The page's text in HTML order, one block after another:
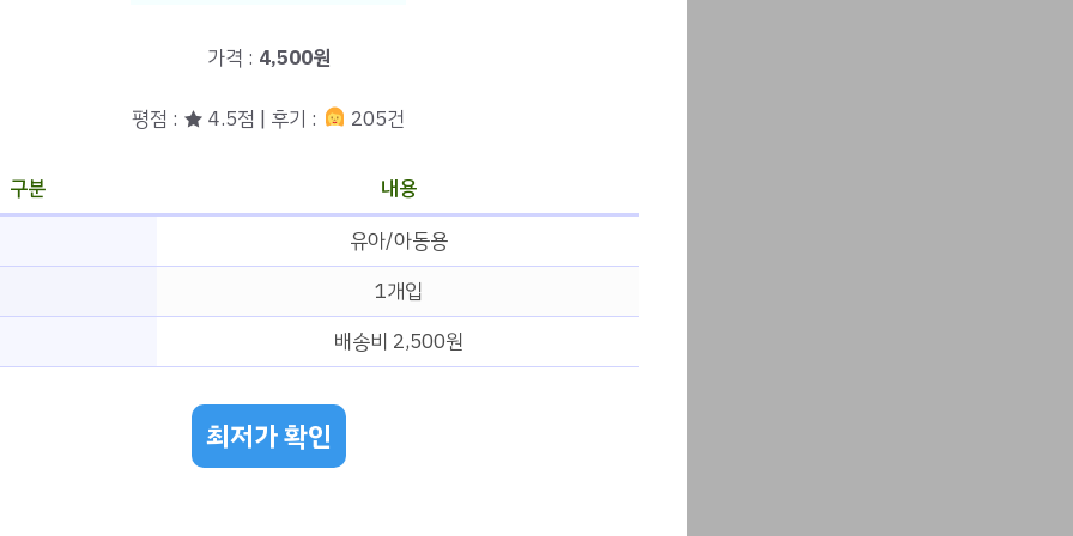
가격 : 4,500원
평점 : ★ 4.5점 | 후기 : 205건
구분
내용
유아/아동용
1개입
배송비 2,500원
최저가 확인